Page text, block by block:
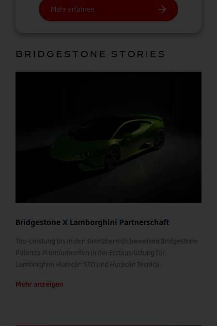
BRIDGESTONE STORIES
Bridgestone X Lamborghini Partnerschaft
Top-Leistung bis in den Grenzbereich beweisen Bridgestone
Potenza Premiumreifen in der Erstausrüstung für
Lamborghini Huracán STO und Huracán Tecnica.
Mehr anzeigen